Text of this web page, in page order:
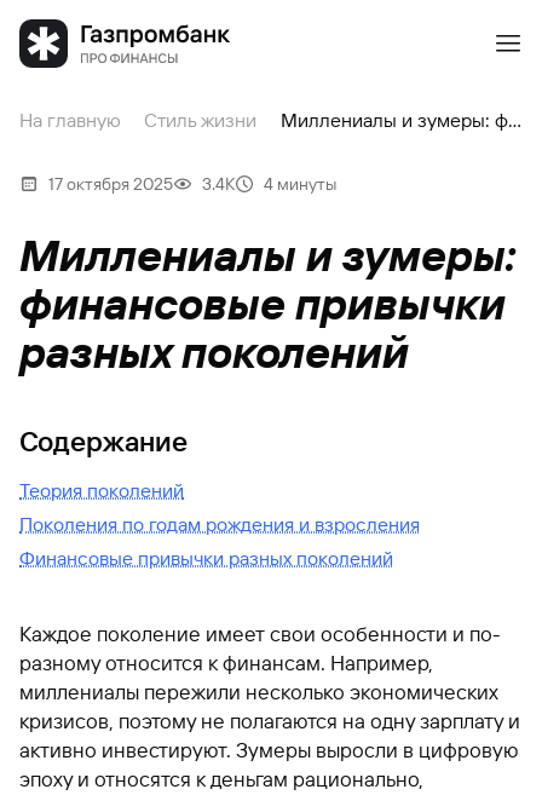
На главную Стиль жизни Миллениалы и зумеры: финансовые привычки разных поколений
17 октября 2025 3.4К 4 минуты
Миллениалы и зумеры:
финансовые привычки
разных поколений
Содержание
Теория поколений
Поколения по годам рождения и взросления
Финансовые привычки разных поколений
Каждое поколение имеет свои особенности и по-
разному относится к финансам. Например,
миллениалы пережили несколько экономических
кризисов, поэтому не полагаются на одну зарплату и
активно инвестируют. Зумеры выросли в цифровую
эпоху и относятся к деньгам рационально,